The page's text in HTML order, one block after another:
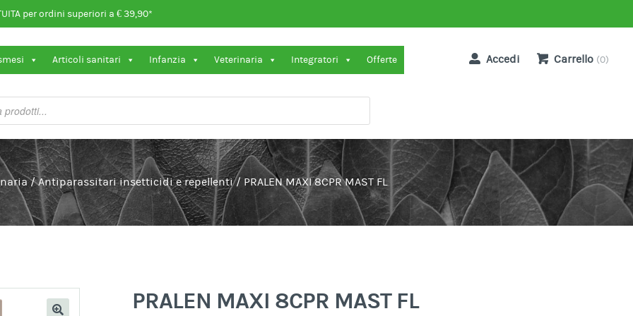
per ordini superiori a € 39,90*
Articoli sanitari Infanzia Veterinaria Integratori Offerte Accedi Carrello (0)
/Antiparassitari insetticidi e repellenti / PRALEN MAXI 8CPR MAST FL
PRALEN MAXI 8CPR MAST FL